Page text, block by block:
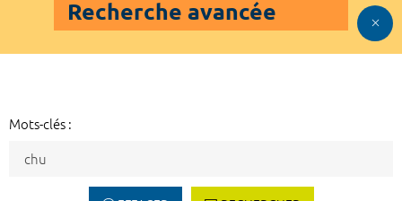
Recherche avancée
Mots-clés :